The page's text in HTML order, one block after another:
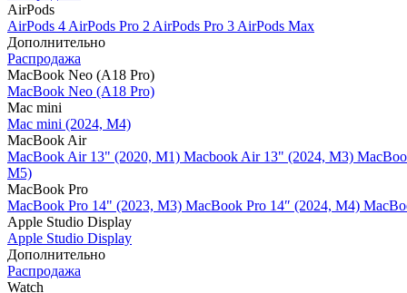
AirPods
AirPods 4 AirPods Pro 2 AirPods Pro 3 AirPods Max
Дополнительно
Распродажа
MacBook Neo (A18 Pro)
MacBook Neo (A18 Pro)
Mac mini
Mac mini (2024, M4)
MacBook Air
MacBook Air 13" (2020, M1) Macbook Air 13" (2024, M3)
M5)
MacBook Pro
MacBook Pro 14" (2023, M3) MacBook Pro 14″ (2024, M4)
Apple Studio Display
Apple Studio Display
Дополнительно
Распродажа
Watch